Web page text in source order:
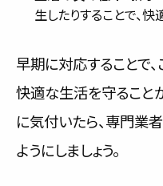
生したりすることで、
早期に対応することで
快適な生活を守ること
に気付いたら、専門業
ようにしましょう。